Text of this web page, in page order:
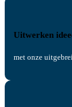
Uitwerken
met onze